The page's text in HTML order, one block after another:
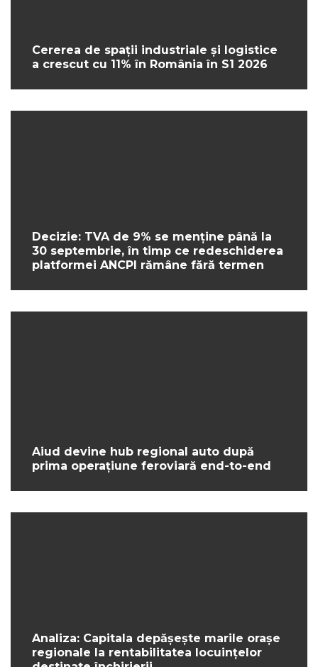
Cererea de spații industriale și logistice
a crescut cu 11% în România în S1 2026
Decizie: TVA de 9% se menține până la
30 septembrie, în timp ce redeschiderea
platformei ANCPI rămâne fără termen
Aiud devine hub regional auto după
prima operațiune feroviară end-to-end
Analiza: Capitala depășește marile orașe
regionale la rentabilitatea locuințelor